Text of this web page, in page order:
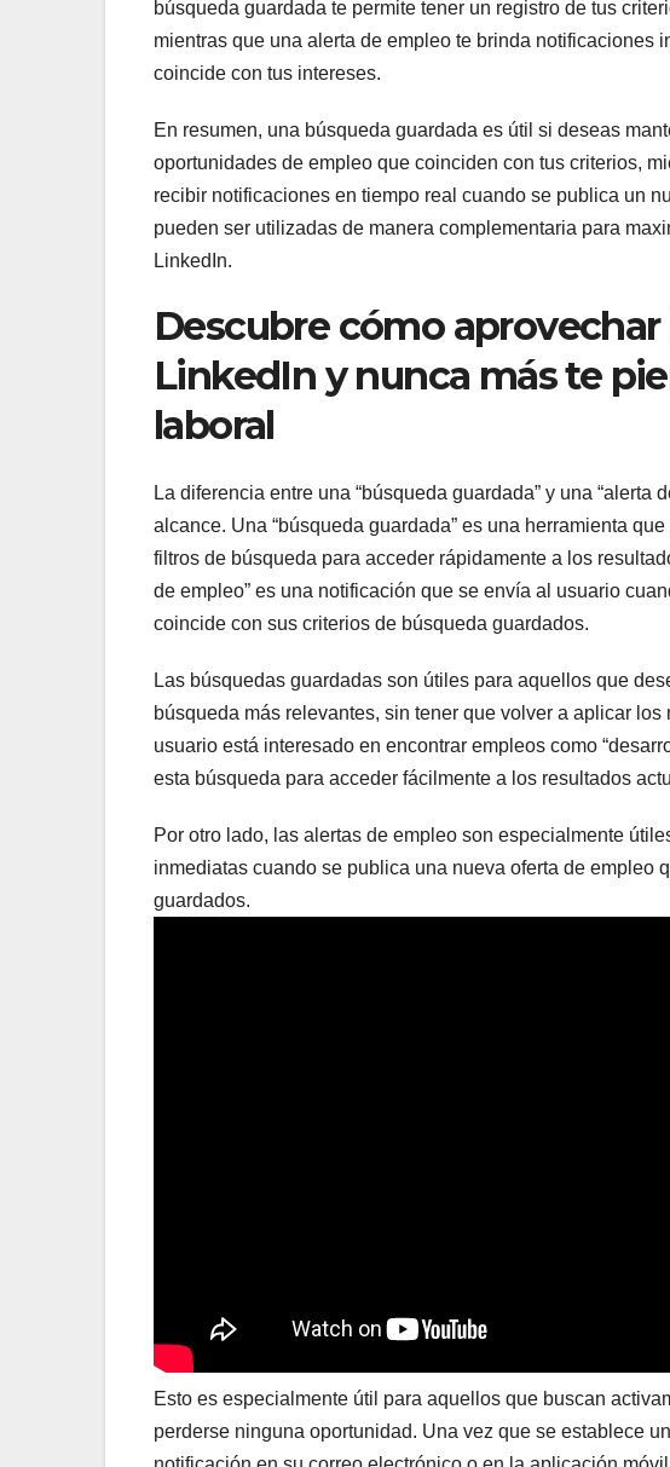
búsqueda guardada te permite tener un registro de tus
mientras que una alerta de empleo te brinda
coincide con tus intereses.
En resumen, una búsqueda guardada es útil si deseas
oportunidades de empleo que coinciden con tus criterios,
recibir notificaciones en tiempo real cuando se publica un
pueden ser utilizadas de manera complementaria para
LinkedIn.
Descubre cómo
LinkedIn y nunca más te
laboral
La diferencia entre una “búsqueda guardada” y una “alerta
alcance. Una “búsqueda guardada” es una herramienta
filtros de búsqueda para acceder rápidamente a los
de empleo” es una notificación que se envía al usuario
coincide con sus criterios de búsqueda guardados.
Las búsquedas guardadas son útiles para aquellos que
búsqueda más relevantes, sin tener que volver a aplicar
usuario está interesado en encontrar empleos como
esta búsqueda para acceder fácilmente a los resultados
Por otro lado, las alertas de empleo son especialmente
inmediatas cuando se publica una nueva oferta de empleo
guardados.
Esto es especialmente útil para aquellos que buscan
perderse ninguna oportunidad. Una vez que se establece